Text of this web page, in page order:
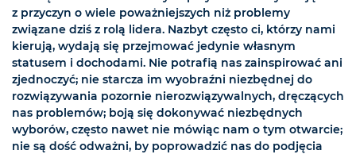
z przyczyn o wiele poważniejszych niż problemy
związane dziś z rolą lidera. Nazbyt często ci, którzy nami
kierują, wydają się przejmować jedynie własnym
statusem i dochodami. Nie potrafią nas zainspirować ani
zjednoczyć; nie starcza im wyobraźni niezbędnej do
rozwiązywania pozornie nierozwiązywalnych, dręczących
nas problemów; boją się dokonywać niezbędnych
wyborów, często nawet nie mówiąc nam o tym otwarcie;
nie są dość odważni, by poprowadzić nas do podjęcia